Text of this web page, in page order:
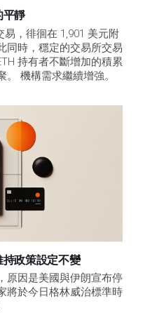
平靜
，徘徊在 1,901 美元附
同時，穩定的交易所交易
持有者不斷增加的積累
機構需求繼續增強。
政策設定不變
原因是美國與伊朗宣布停
將於今日格林威治標準時